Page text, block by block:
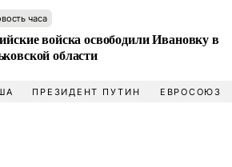
часа
войска освободили Ивановку в
области
ПРЕЗИДЕНТ ПУТИН ЕВРОСОЮЗ